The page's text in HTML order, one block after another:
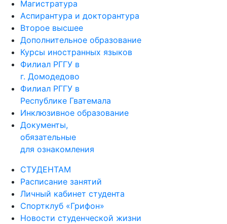
Аспирантура и докторантура
Второе высшее
Дополнительное образование
Курсы иностранных языков
Филиал РГГУ в
г. Домодедово
Филиал РГГУ в
Республике Гватемала
Инклюзивное образование
Документы,
обязательные
для ознакомления
Расписание занятий
Личный кабинет студента
Спортклуб «Грифон»
Новости студенческой жизни
Первокурсникам